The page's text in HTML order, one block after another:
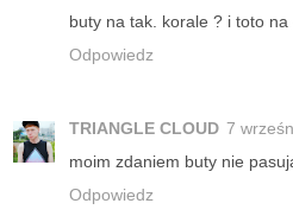
buty na tak. korale ? i toto na
Odpowiedz
TRIANGLE CLOUD 7
moim zdaniem buty nie
Odpowiedz